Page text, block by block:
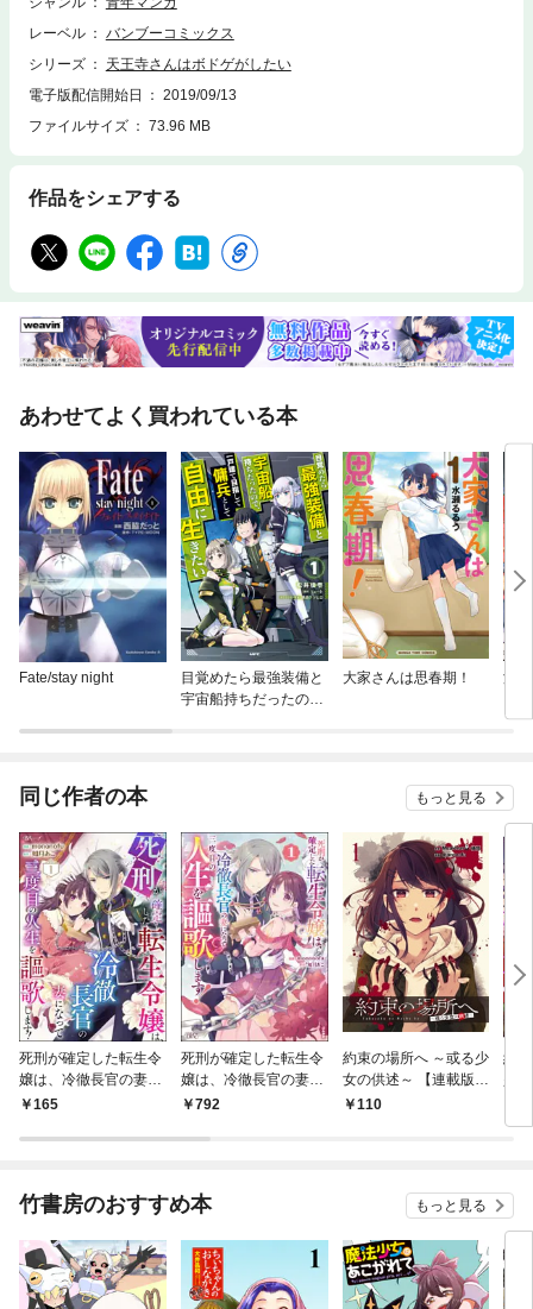
レーベル
バンブーコミックス
シリーズ
天王寺さんはボドゲがしたい
電子版配信開始日
2019/09/13
ファイルサイズ
73.96 MB
作品をシェアする
あわせてよく買われている本
Fate/stay night
目覚めたら最強装備と
宇宙船持ちだったの
大家さんは思春期！ 瀧
同じ作者の本 もっと見る
死刑が確定した転生令
嬢は、冷徹長官の妻に
なって三度目の人生を
版（分冊版） 【第1
165
死刑が確定した転生令
嬢は、冷徹長官の妻に
なって三度目の人生を
版 （1）
792
約束の場所へ ～或る少
女の供述～ 【連載版】
１110
約
竹書房のおすすめ本 もっと見る